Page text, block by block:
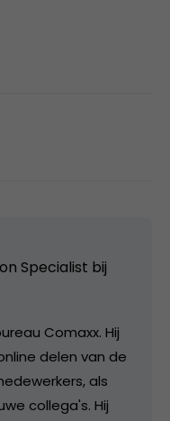
Specialist bij
Comaxx. Hij
delen van de
als
collega's. Hij